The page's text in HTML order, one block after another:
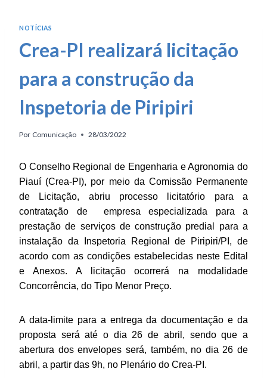
NOTÍCIAS
Crea-PI realizará licitação
para a construção da
Inspetoria de Piripiri
Por Comunicação 28/03/2022
O Conselho Regional de Engenharia e Agronomia do
Piauí (Crea-PI), por meio da Comissão Permanente
de Licitação, abriu processo licitatório para a
contratação de empresa especializada para a
prestação de serviços de construção predial para a
instalação da Inspetoria Regional de Piripiri/PI, de
acordo com as condições estabelecidas neste Edital
e Anexos. A licitação ocorrerá na modalidade
Concorrência, do Tipo Menor Preço.
A data-limite para a entrega da documentação e da
proposta será até o dia 26 de abril, sendo que a
abertura dos envelopes será, também, no dia 26 de
abril, a partir das 9h, no Plenário do Crea-PI.